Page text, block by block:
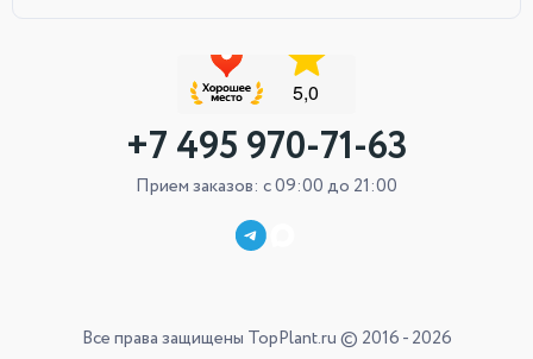
+7 495 970-71-63
Прием заказов: с 09:00 до 21:00
Все права защищены TopPlant.ru © 2016 - 2026